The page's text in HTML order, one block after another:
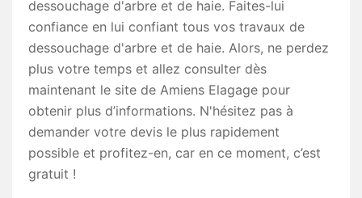
dessouchage d'arbre et de haie. Faites-lui
confiance en lui confiant tous vos travaux de
dessouchage d'arbre et de haie. Alors, ne perdez
plus votre temps et allez consulter dès
maintenant le site de Amiens Elagage pour
obtenir plus d’informations. N'hésitez pas à
demander votre devis le plus rapidement
possible et profitez-en, car en ce moment, c’est
gratuit !